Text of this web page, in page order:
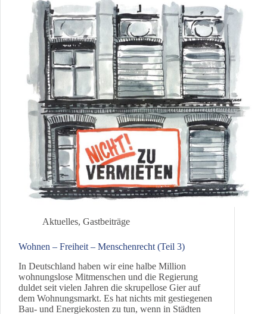
Aktuelles, Gastbeiträge
Wohnen – Freiheit – Menschenrecht (Teil 3)
In Deutschland haben wir eine halbe Million
wohnungslose Mitmenschen und die Regierung
duldet seit vielen Jahren die skrupellose Gier auf
dem Wohnungsmarkt. Es hat nichts mit gestiegenen
Bau- und Energiekosten zu tun, wenn in Städten